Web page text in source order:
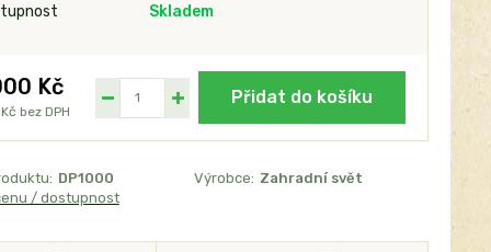
Skladem
Kč
bez DPH
Přidat do košíku
DP1000 Výrobce: Zahradní svět
/ dostupnost